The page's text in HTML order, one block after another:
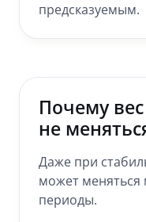
предсказуемым.
Почему
не
Даже при
может меняться
периоды.